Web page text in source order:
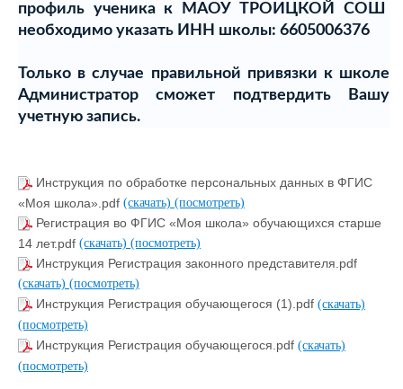
профиль ученика к МАОУ ТРОИЦКОЙ СОШ
необходимо указать ИНН школы: 6605006376
Только в случае правильной привязки к школе
Администратор сможет подтвердить Вашу
учетную запись.
Инструкция по обработке персональных данных в ФГИС
«Моя школа».pdf (скачать) (посмотреть)
Регистрация во ФГИС «Моя школа» обучающихся старше
14 лет.pdf (скачать) (посмотреть)
Инструкция Регистрация законного представителя.pdf
(скачать) (посмотреть)
Инструкция Регистрация обучающегося (1).pdf (скачать)
(посмотреть)
Инструкция Регистрация обучающегося.pdf (скачать)
(посмотреть)